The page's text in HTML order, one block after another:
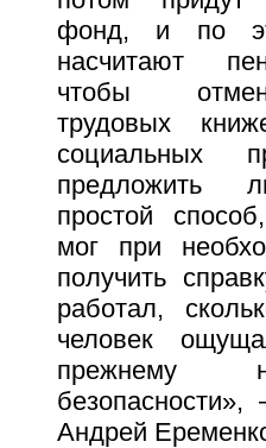
фонд, и по
насчитают
чтобы
трудовых
социальных
предложить
простой
мог при
получить
работал,
человек
прежнему
безопасности»,
Андрей